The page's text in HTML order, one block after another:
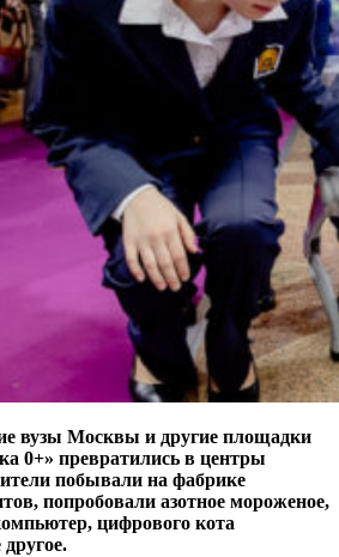
вузы Москвы и другие площадки
0+» превратились в центры
побывали на фабрике
попробовали азотное мороженое,
цифрового кота